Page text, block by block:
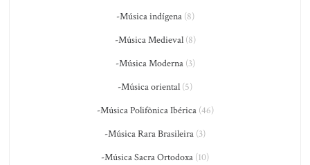
-Música indígena(8)
-Música Medieval(8)
-Música Moderna(3)
-Música oriental (5)
-Música Polifônica Ibérica(46)
-Música Rara Brasileira (3)
-Música Sacra Ortodoxa (10)